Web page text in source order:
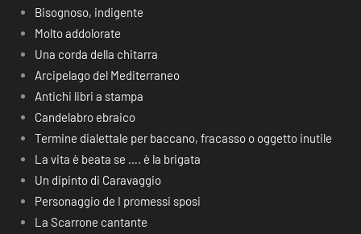
Bisognoso, indigente
Molto addolorate
Una corda della chitarra
Arcipelago del Mediterraneo
Antichi libri a stampa
Candelabro ebraico
Termine dialettale per baccano, fracasso o oggetto inutile
La vita è beata se …. è la brigata
Un dipinto di Caravaggio
Personaggio de I promessi sposi
La Scarrone cantante